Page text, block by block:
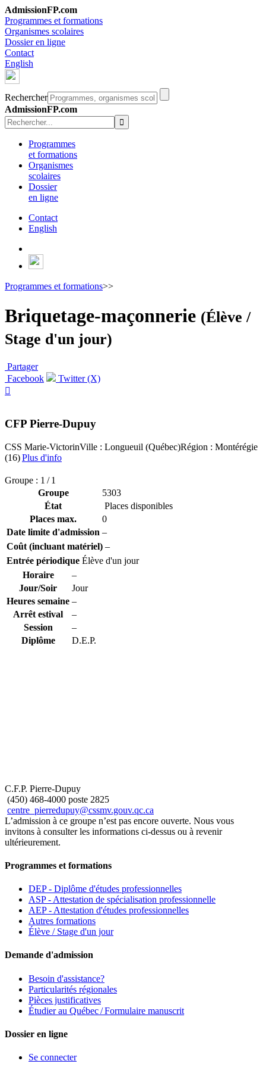
AdmissionFP.com
Programmes et formations
Organismes scolaires
Dossier en ligne
Contact
English
Rechercher
AdmissionFP.com
Programmes
et formations
Organismes
scolaires
Dossier
en ligne
Contact
English
Programmes et formations>>
Briquetage-maçonnerie (Élève /
Stage d'un jour)
Partager
Facebook
Twitter (X)

CFP Pierre-Dupuy
CSS Marie-VictorinVille : Longueuil (Québec)Région : Montérégie
(16)Plus d'info
Groupe : 1 / 1
Groupe
5303
État
Places disponibles
Places max.
0
Date limite d'admission –
Coût (incluant matériel) –
Entrée périodique Élève d'un jour
Horaire
–
Jour/Soir
Jour
Heures semaine –
Arrêt estival
–
Session
–
Diplôme
D.E.P.
C.F.P. Pierre-Dupuy
(450) 468-4000 poste 2825
centre_pierredupuy@cssmv.gouv.qc.ca
L’admission à ce groupe n’est pas encore ouverte. Nous vous
invitons à consulter les informations ci-dessus ou à revenir
ultérieurement.
Programmes et formations
DEP - Diplôme d'études professionnelles
ASP - Attestation de spécialisation professionnelle
AEP - Attestation d'études professionnelles
Autres formations
Élève / Stage d'un jour
Demande d'admission
Besoin d'assistance?
Particularités régionales
Pièces justificatives
Étudier au Québec / Formulaire manuscrit
Dossier en ligne
Se connecter